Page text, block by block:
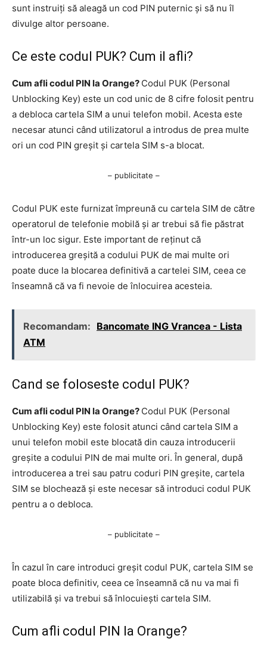
sunt instruiți să aleagă un cod PIN puternic și să nu îl
divulge altor persoane.
Ce este codul PUK? Cum il afli?
Cum afli codul PIN la Orange? Codul PUK (Personal
Unblocking Key) este un cod unic de 8 cifre folosit pentru
a debloca cartela SIM a unui telefon mobil. Acesta este
necesar atunci când utilizatorul a introdus de prea multe
ori un cod PIN greșit și cartela SIM s-a blocat.
– publicitate –
Codul PUK este furnizat împreună cu cartela SIM de către
operatorul de telefonie mobilă și ar trebui să fie păstrat
într-un loc sigur. Este important de reținut că
introducerea greșită a codului PUK de mai multe ori
poate duce la blocarea definitivă a cartelei SIM, ceea ce
înseamnă că va fi nevoie de înlocuirea acesteia.
Recomandam: Bancomate ING Vrancea - Lista
ATM
Cand se foloseste codul PUK?
Cum afli codul PIN la Orange? Codul PUK (Personal
Unblocking Key) este folosit atunci când cartela SIM a
unui telefon mobil este blocată din cauza introducerii
greșite a codului PIN de mai multe ori. În general, după
introducerea a trei sau patru coduri PIN greșite, cartela
SIM se blochează și este necesar să introduci codul PUK
pentru a o debloca.
– publicitate –
În cazul în care introduci greșit codul PUK, cartela SIM se
poate bloca definitiv, ceea ce înseamnă că nu va mai fi
utilizabilă și va trebui să înlocuiești cartela SIM.
Cum afli codul PIN la Orange?